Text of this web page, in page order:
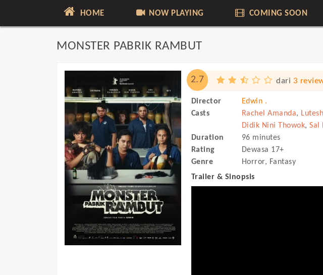
HOME NOW PLAYING COMING SOON
MONSTER PABRIK RAMBUT
2.7 dari 3
Director
Edwin .
Casts
Rachel Amanda,
Didik Nini Thowok, Sal
Duration
96 minutes
Rating
Dewasa 17+
Genre
Horror, Fantasy
Trailer & Sinopsis